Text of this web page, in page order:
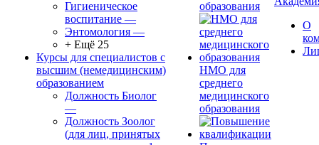
Гигиеническое
воспитание —
Энтомология —
+ Ещё 25
Курсы для специалистов с
высшим (немедицинским)
образованием
Должность Биолог
—
Должность Зоолог
(для лиц, принятых
образования
НМО для
среднего
медицинского
образования
О